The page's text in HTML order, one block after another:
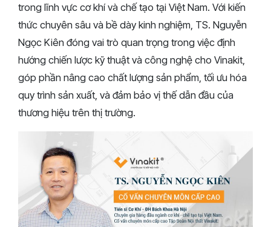
trong lĩnh vực cơ khí và chế tạo tại Việt Nam. Với kiến
thức chuyên sâu và bề dày kinh nghiệm, TS. Nguyễn
Ngọc Kiên đóng vai trò quan trọng trong việc định
hướng chiến lược kỹ thuật và công nghệ cho Vinakit,
góp phần nâng cao chất lượng sản phẩm, tối ưu hóa
quy trình sản xuất, và đảm bảo vị thế dẫn đầu của
thương hiệu trên thị trường.